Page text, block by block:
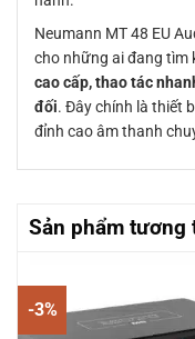
Neumann MT 48 EU
cho những ai đang tìm
cao cấp, thao tác
đối. Đây chính là thiết
đỉnh cao âm thanh
Sản phẩm tương
-3%